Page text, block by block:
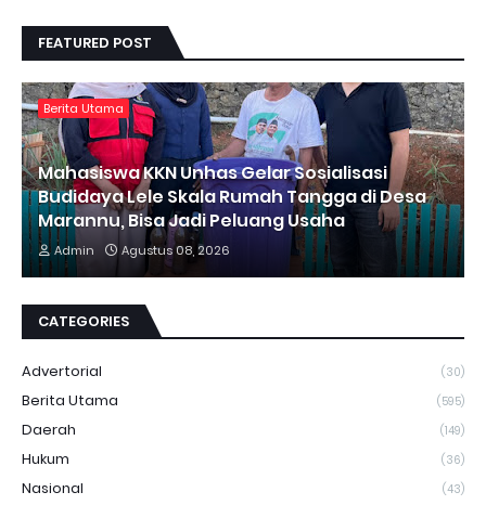
FEATURED POST
Berita Utama
Mahasiswa KKN Unhas Gelar Sosialisasi
Budidaya Lele Skala Rumah Tangga di Desa
Marannu, Bisa Jadi Peluang Usaha
Admin Agustus 08, 2026
CATEGORIES
Advertorial (30)
Berita Utama (595)
Daerah (149)
Hukum (36)
Nasional (43)